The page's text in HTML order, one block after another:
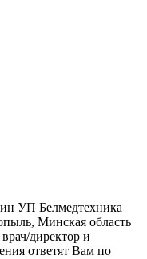
УП Белмедтехника
Минская область
директор и
ответят Вам по